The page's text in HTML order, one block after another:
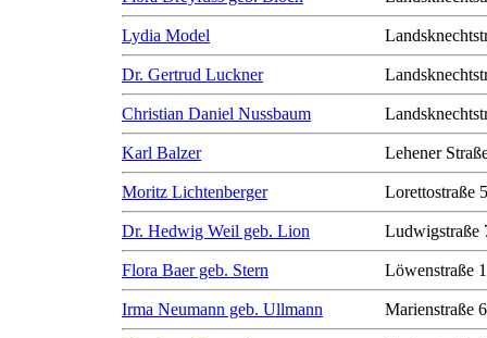
Lydia Model
Dr. Gertrud Luckner
Christian Daniel Nussbaum
Karl Balzer Lehener
Moritz Lichtenberger Lorettostraße
Dr. Hedwig Weil geb. Lion Ludwigstraße
Flora Baer geb. Stern Löwenstraße 1
Irma Neumann geb. Ullmann Marienstraße 6